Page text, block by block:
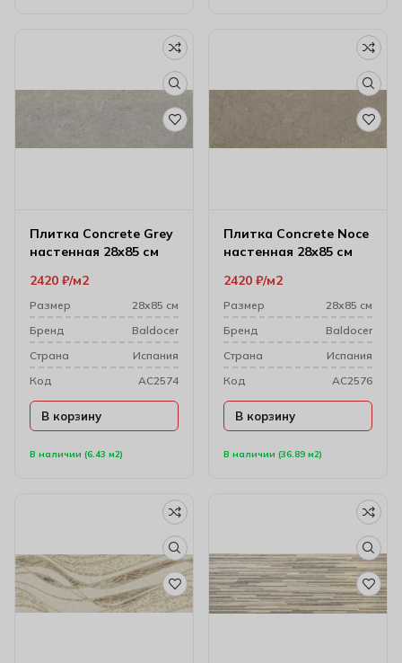
Плитка Concrete Grey
настенная 28х85 см
В наличии (6.43 м2)
2420 ₽ м2
Размер
28х85 см
Бренд
Baldocer
Cтрана
Испания
Код
AC2574
В корзину
Плитка Concrete Noce
настенная 28х85 см
В наличии (36.89 м2)
2420 ₽ м2
Размер
28х85 см
Бренд
Baldocer
Cтрана
Испания
Код
AC2576
В корзину